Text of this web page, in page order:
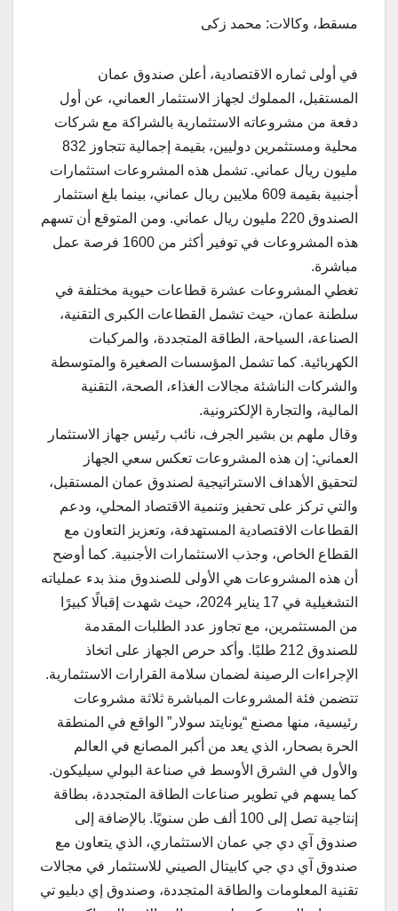
مسقط، وكالات: محمد زكى
في أولى ثماره الاقتصادية، أعلن صندوق عمان
المستقبل، المملوك لجهاز الاستثمار العماني، عن أول
دفعة من مشروعاته الاستثمارية بالشراكة مع شركات
محلية ومستثمرين دوليين، بقيمة إجمالية تتجاوز 832
مليون ريال عماني. تشمل هذه المشروعات استثمارات
أجنبية بقيمة 609 ملايين ريال عماني، بينما بلغ استثمار
الصندوق 220 مليون ريال عماني. ومن المتوقع أن تسهم
هذه المشروعات في توفير أكثر من 1600 فرصة عمل
مباشرة.
تغطي المشروعات عشرة قطاعات حيوية مختلفة في
سلطنة عمان، حيث تشمل القطاعات الكبرى التقنية،
الصناعة، السياحة، الطاقة المتجددة، والمركبات
الكهربائية. كما تشمل المؤسسات الصغيرة والمتوسطة
والشركات الناشئة مجالات الغذاء، الصحة، التقنية
المالية، والتجارة الإلكترونية.
وقال ملهم بن بشير الجرف، نائب رئيس جهاز الاستثمار
العماني: إن هذه المشروعات تعكس سعي الجهاز
لتحقيق الأهداف الاستراتيجية لصندوق عمان المستقبل،
والتي تركز على تحفيز وتنمية الاقتصاد المحلي، ودعم
القطاعات الاقتصادية المستهدفة، وتعزيز التعاون مع
القطاع الخاص، وجذب الاستثمارات الأجنبية. كما أوضح
أن هذه المشروعات هي الأولى للصندوق منذ بدء عملياته
التشغيلية في 17 يناير 2024، حيث شهدت إقبالًا كبيرًا
من المستثمرين، مع تجاوز عدد الطلبات المقدمة
للصندوق 212 طلبًا. وأكد حرص الجهاز على اتخاذ
الإجراءات الرصينة لضمان سلامة القرارات الاستثمارية.
تتضمن فئة المشروعات المباشرة ثلاثة مشروعات
رئيسية، منها مصنع “يونايتد سولار” الواقع في المنطقة
الحرة بصحار، الذي يعد من أكبر المصانع في العالم
والأول في الشرق الأوسط في صناعة البولي سيليكون.
كما يسهم في تطوير صناعات الطاقة المتجددة، بطاقة
إنتاجية تصل إلى 100 ألف طن سنويًا. بالإضافة إلى
صندوق آي دي جي عمان الاستثماري، الذي يتعاون مع
صندوق آي دي جي كابيتال الصيني للاستثمار في مجالات
تقنية المعلومات والطاقة المتجددة، وصندوق إي دبليو تي